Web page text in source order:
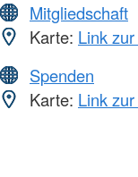
Mitgliedschaft
Karte: Link
Spenden
Karte: Link